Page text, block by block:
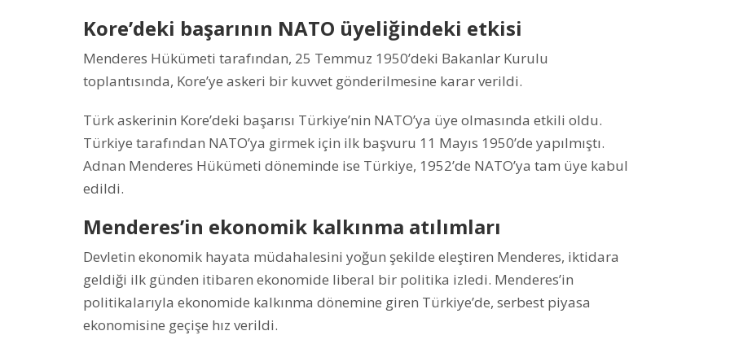
Kore’deki başarının NATO üyeliğindeki etkisi
Menderes Hükümeti tarafından, 25 Temmuz 1950’deki Bakanlar Kurulu
toplantısında, Kore’ye askeri bir kuvvet gönderilmesine karar verildi.
Türk askerinin Kore’deki başarısı Türkiye’nin NATO’ya üye olmasında etkili oldu.
Türkiye tarafından NATO’ya girmek için ilk başvuru 11 Mayıs 1950’de yapılmıştı.
Adnan Menderes Hükümeti döneminde ise Türkiye, 1952’de NATO’ya tam üye kabul
edildi.
Menderes’in ekonomik kalkınma atılımları
Devletin ekonomik hayata müdahalesini yoğun şekilde eleştiren Menderes, iktidara
geldiği ilk günden itibaren ekonomide liberal bir politika izledi. Menderes’in
politikalarıyla ekonomide kalkınma dönemine giren Türkiye’de, serbest piyasa
ekonomisine geçişe hız verildi.